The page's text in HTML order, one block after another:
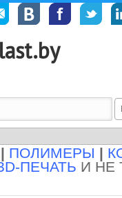
| ПОЛИМЕРЫ |
ПЕЧАТЬ И НЕ